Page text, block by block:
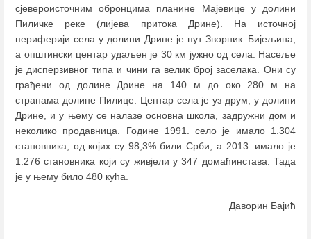
сјевероисточним обронцима планине Мајевице у долини
Пиличке реке (лијева притока Дрине). На источној
периферији села у долини Дрине је пут Зворник–Бијељина,
а општински центар удаљен је 30 км јужно од села. Насеље
је дисперзивног типа и чини га велик број заселака. Они су
грађени од долине Дрине на 140 м до око 280 м на
странама долине Пилице. Центар села је уз друм, у долини
Дрине, и у њему се налазе основна школа, задружни дом и
неколико продавница. Године 1991. село је имало 1.304
становника, од којих су 98,3% били Срби, а 2013. имало је
1.276 становника који су живјели у 347 домаћинстава. Тада
је у њему било 480 кућа.
Даворин Бајић